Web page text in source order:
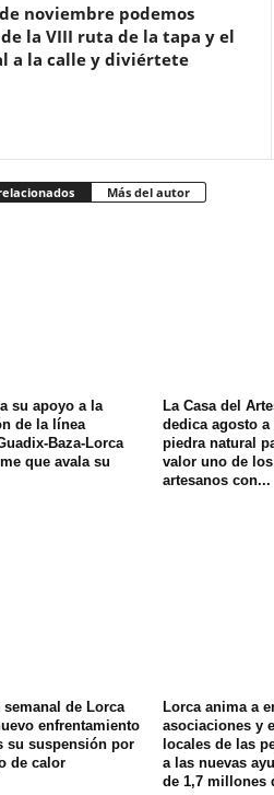
noviembre podemos
la VIII ruta de la tapa y el
a la calle y diviértete
Más del autor
su apoyo a la
de la línea
Baza-Lorca
que avala su
La Casa del
dedica agosto a
piedra natural
valor uno de
artesanos con...
de Lorca
enfrentamiento
su suspensión por
de calor
Lorca anima a
asociaciones y
locales de las
a las nuevas
de 1,7 millones